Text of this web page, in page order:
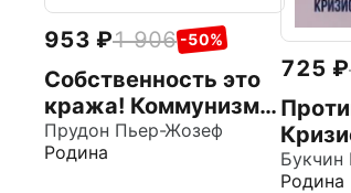
953 1 906 -50%
Собственность это
кража! Коммунизм
или ассоциация
производителей?
Прудон Пьер-Жозеф
Родина
725
Родина